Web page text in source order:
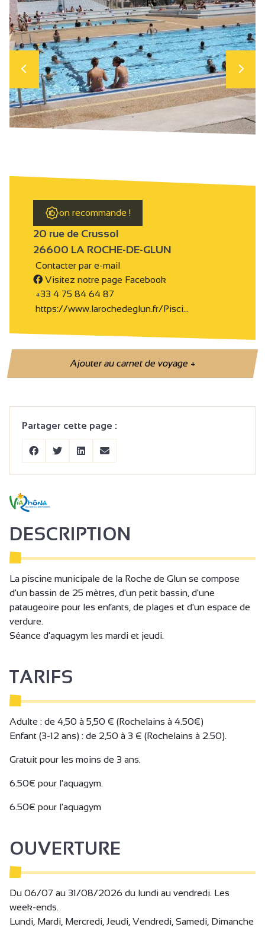
on recommande !
20 rue de Crussol
26600 LA ROCHE-DE-GLUN
Contacter par e-mail
Visitez notre page Facebook
+33 4 75 84 64 87
https://www.larochedeglun.fr/Pisci…
Ajouter au carnet de voyage+
Partager cette page :
DESCRIPTION
La piscine municipale de la Roche de Glun se compose
d'un bassin de 25 mètres, d'un petit bassin, d'une
pataugeoire pour les enfants, de plages et d'un espace de
verdure.
Séance d'aquagym les mardi et jeudi.
TARIFS
Adulte : de 4,50 à 5,50 € (Rochelains à 4.50€)
Enfant (3-12 ans) : de 2,50 à 3 € (Rochelains à 2.50).
Gratuit pour les moins de 3 ans.
6.50€ pour l'aquagym.
6.50€ pour l'aquagym
OUVERTURE
Du 06/07 au 31/08/2026 du lundi au vendredi. Les
week-ends.
Lundi, Mardi, Mercredi, Jeudi, Vendredi, Samedi, Dimanche